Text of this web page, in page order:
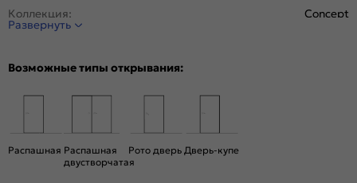
Коллекция:
Concept
Стиль:
Конструкция двери:
Развернуть
Возможные типы открывания:
Распашная Распашная
двустворчатая
Рото дверь Дверь-купе